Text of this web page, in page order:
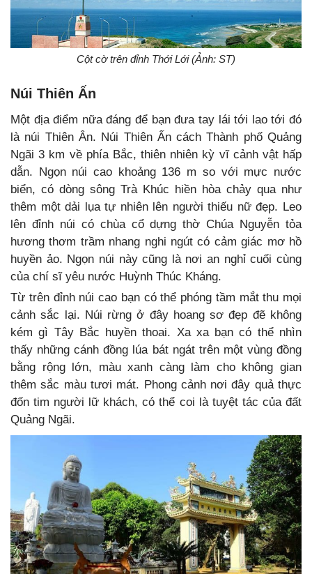
Cột cờ trên đỉnh Thới Lới (Ảnh: ST)
Núi Thiên Ấn
Một địa điểm nữa đáng để bạn đưa tay lái tới lao tới đó
là núi Thiên Ân. Núi Thiên Ấn cách Thành phố Quảng
Ngãi 3 km về phía Bắc, thiên nhiên kỳ vĩ cảnh vật hấp
dẫn. Ngọn núi cao khoảng 136 m so với mực nước
biển, có dòng sông Trà Khúc hiền hòa chảy qua như
thêm một dải lụa tự nhiên lên người thiếu nữ đẹp. Leo
lên đỉnh núi có chùa cổ dựng thờ Chúa Nguyễn tỏa
hương thơm trầm nhang nghi ngút có cảm giác mơ hồ
huyền ảo. Ngọn núi này cũng là nơi an nghỉ cuối cùng
của chí sĩ yêu nước Huỳnh Thúc Kháng.
Từ trên đỉnh núi cao bạn có thể phóng tầm mắt thu mọi
cảnh sắc lại. Núi rừng ở đây hoang sơ đẹp đẽ không
kém gì Tây Bắc huyền thoai. Xa xa bạn có thể nhìn
thấy những cánh đồng lúa bát ngát trên một vùng đồng
bằng rộng lớn, màu xanh càng làm cho không gian
thêm sắc màu tươi mát. Phong cảnh nơi đây quả thực
đốn tim người lữ khách, có thể coi là tuyệt tác của đất
Quảng Ngãi.